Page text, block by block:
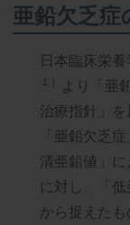
亜鉛欠乏症
日本臨床栄
１）
より「亜
治療指針」を
「亜鉛欠乏
清亜鉛値」
に対し、「
から捉えたも